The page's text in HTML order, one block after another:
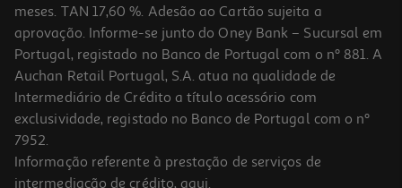
meses. TAN 17,60 %. Adesão ao Cartão sujeita a
aprovação. Informe-se junto do Oney Bank – Sucursal em
Portugal, registado no Banco de Portugal com o nº 881. A
Auchan Retail Portugal, S.A. atua na qualidade de
Intermediário de Crédito a título acessório com
exclusividade, registado no Banco de Portugal com o nº
7952.
Informação referente à prestação de serviços de
intermediação de crédito, aqui.